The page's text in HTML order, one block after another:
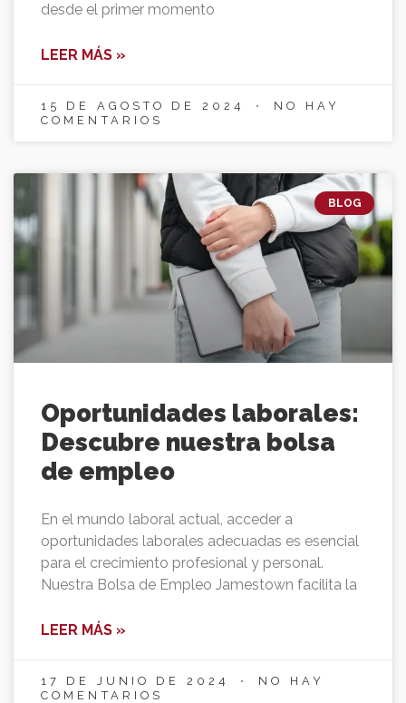
desde el primer momento
LEER MÁS »
15 DE AGOSTO DE 2024
NO HAY
COMENTARIOS
BLOG
Oportunidades laborales:
Descubre nuestra bolsa
de empleo
En el mundo laboral actual, acceder a
oportunidades laborales adecuadas es esencial
para el crecimiento profesional y personal.
Nuestra Bolsa de Empleo Jamestown facilita la
LEER MÁS »
17 DE JUNIO DE 2024
NO HAY
COMENTARIOS